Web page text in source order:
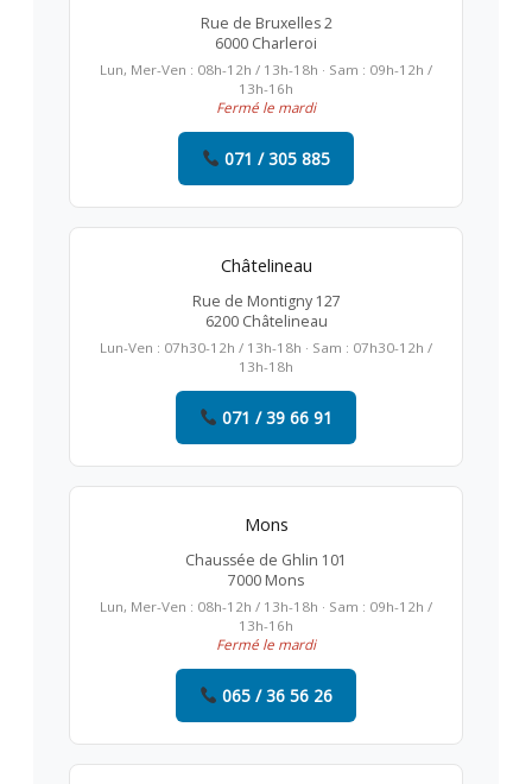
Rue de Bruxelles 2
6000 Charleroi
Lun, Mer-Ven : 08h-12h / 13h-18h · Sam : 09h-12h /
13h-16h
Fermé le mardi
071 / 305 885
Châtelineau
Rue de Montigny 127
6200 Châtelineau
Lun-Ven : 07h30-12h / 13h-18h · Sam : 07h30-12h /
13h-18h
071 / 39 66 91
Mons
Chaussée de Ghlin 101
7000 Mons
Lun, Mer-Ven : 08h-12h / 13h-18h · Sam : 09h-12h /
13h-16h
Fermé le mardi
065 / 36 56 26